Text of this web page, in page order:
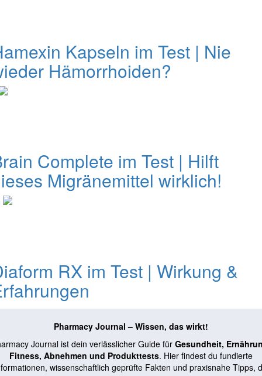
Kapseln im Test | Nie
Hämorrhoiden?
Complete im Test | Hilft
Migränemittel wirklich!
RX im Test | Wirkung &
Pharmacy Journal – Wissen, das wirkt!
Journal ist dein verlässlicher Guide für Gesundheit,
Fitness, Abnehmen und Produkttests. Hier findest du fundierte
wissenschaftlich geprüfte Fakten und praxisnahe Tipps,